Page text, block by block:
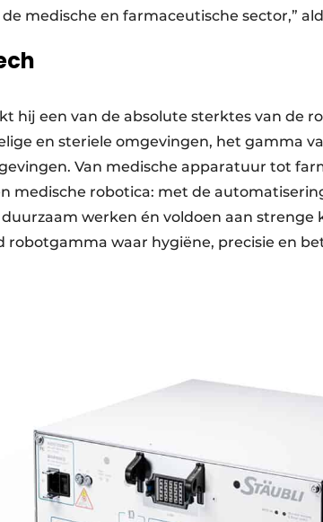
medische en farmaceutische sector,”
hij een van de absolute sterktes van de
en steriele omgevingen, het gamma
Van medische apparatuur tot
medische robotica: met de
werken én voldoen aan
robotgamma waar hygiëne, precisie en